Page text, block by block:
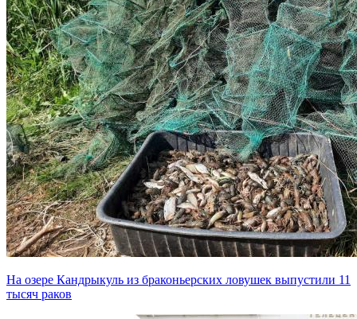
На озере Кандрыкуль из браконьерских ловушек выпустили 11
тысяч раков